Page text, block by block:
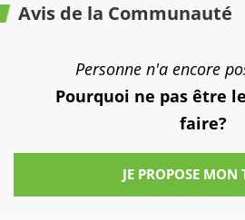
Avis de la Communauté
Personne n'a encore
Pourquoi ne pas être
faire?
JE PROPOSE MON